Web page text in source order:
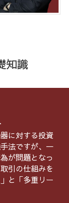
知識
に対する投資
法ですが、一
が問題となっ
引の仕組みを
と「多重リー